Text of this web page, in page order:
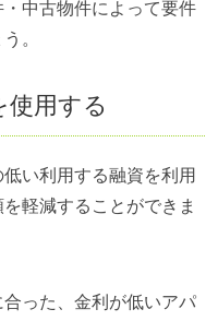
中古物件によって要件
。
使用する
い利用する融資を利用
軽減することができま
った、金利が低いアパ